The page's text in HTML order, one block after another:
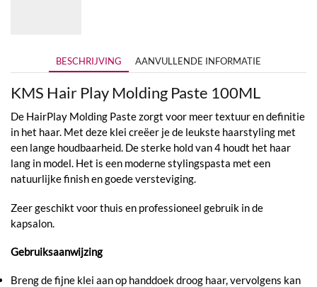
BESCHRIJVING AANVULLENDE INFORMATIE
KMS Hair Play Molding Paste 100ML
De HairPlay Molding Paste zorgt voor meer textuur en definitie
in het haar. Met deze klei creëer je de leukste haarstyling met
een lange houdbaarheid. De sterke hold van 4 houdt het haar
lang in model. Het is een moderne stylingspasta met een
natuurlijke finish en goede versteviging.
Zeer geschikt voor thuis en professioneel gebruik in de
kapsalon.
Gebruiksaanwijzing
Breng de fijne klei aan op handdoek droog haar, vervolgens kan